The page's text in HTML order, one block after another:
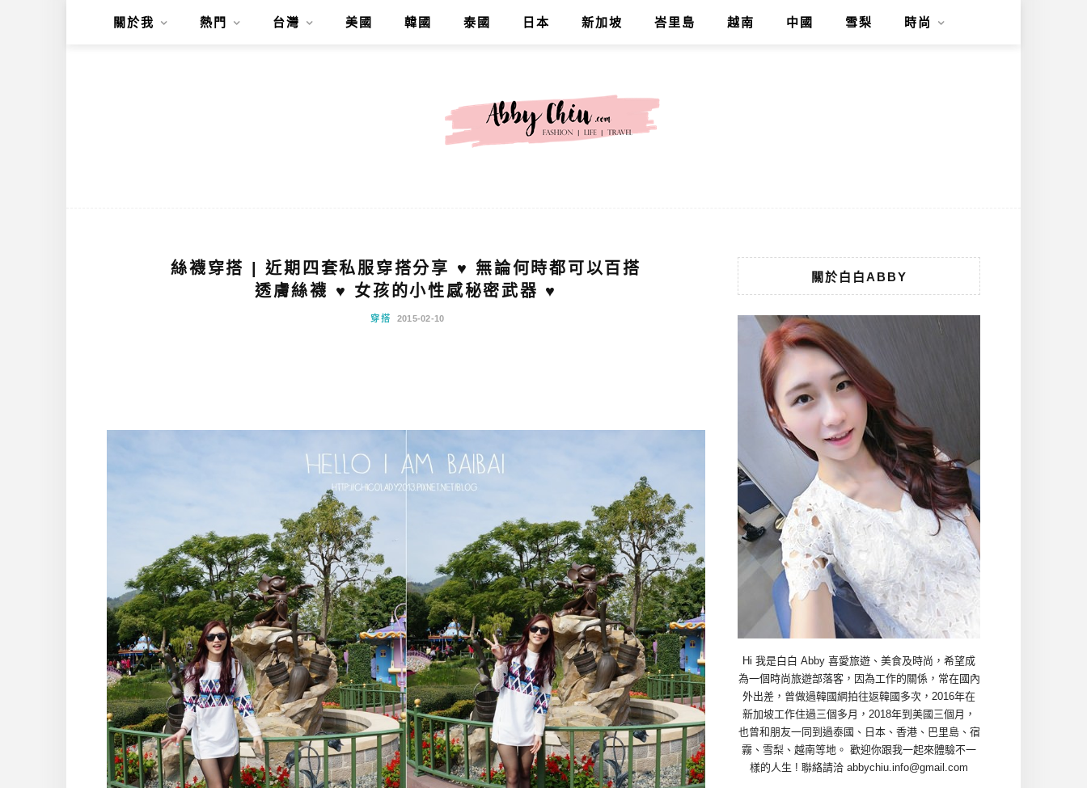
關於我 熱門 台灣 美國 韓國 泰國 日本 新加坡 峇里島 越南 中國 雪梨 時尚
絲襪穿搭 | 近期四套私服穿搭分享 ♥ 無論何時都可以百搭
透膚絲襪 ♥ 女孩的小性感秘密武器 ♥
穿搭 2015-02-10
關於白白ABBY
Hi 我是白白 Abby 喜愛旅遊、美食及時尚，希望成
為一個時尚旅遊部落客，因為工作的關係，常在國內
外出差，曾做過韓國網拍往返韓國多次，2016年在
新加坡工作住過三個多月，2018年到美國三個月，
也曾和朋友一同到過泰國、日本、香港、巴里島、宿
霧、雪梨、越南等地。 歡迎你跟我一起來體驗不一
樣的人生 ! 聯絡請洽 abbychiu.info@gmail.com